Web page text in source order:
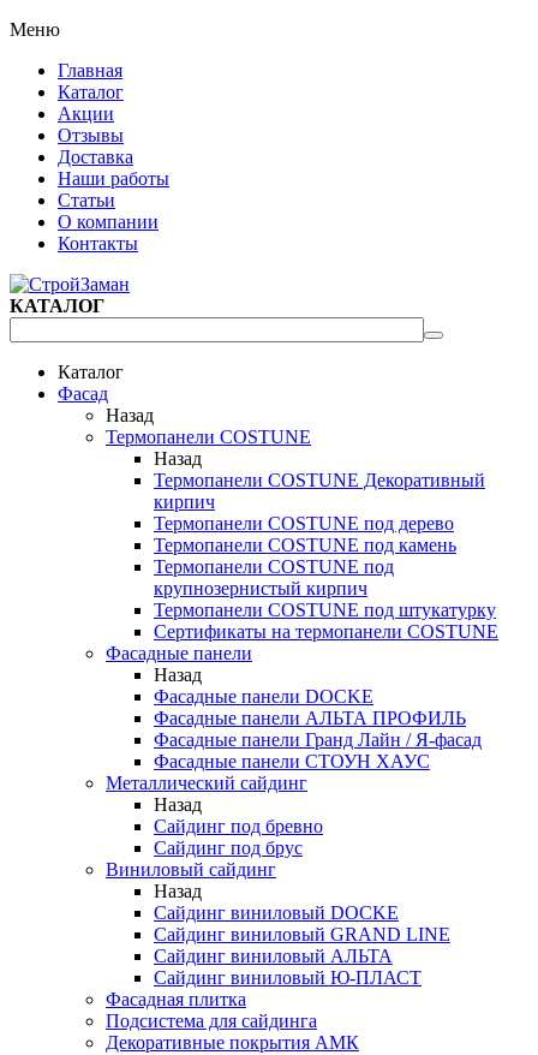
Меню
Главная
Каталог
Акции
Отзывы
Доставка
Наши работы
Статьи
О компании
Контакты
КАТАЛОГ
Каталог
Фасад
Назад
Термопанели COSTUNE
Назад
Термопанели COSTUNE Декоративный
кирпич
Термопанели COSTUNE под дерево
Термопанели COSTUNE под камень
Термопанели COSTUNE под
крупнозернистый кирпич
Термопанели COSTUNE под штукатурку
Сертификаты на термопанели COSTUNE
Фасадные панели
Назад
Фасадные панели DOCKE
Фасадные панели АЛЬТА ПРОФИЛЬ
Фасадные панели Гранд Лайн / Я-фасад
Фасадные панели СТОУН ХАУС
Металлический сайдинг
Назад
Сайдинг под бревно
Сайдинг под брус
Виниловый сайдинг
Назад
Сайдинг виниловый DOCKE
Сайдинг виниловый GRAND LINE
Сайдинг виниловый АЛЬТА
Сайдинг виниловый Ю-ПЛАСТ
Фасадная плитка
Подсистема для сайдинга
Декоративные покрытия АМК